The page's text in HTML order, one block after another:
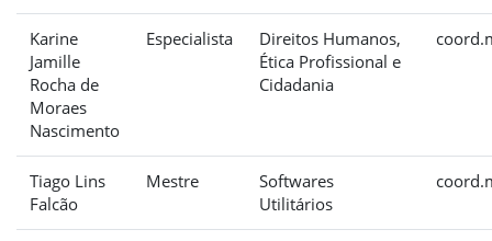
Karine
Jamille
Rocha de
Moraes
Nascimento
Especialista
Direitos Humanos,
Ética Profissional e
Cidadania
Tiago Lins
Falcão
Mestre
Softwares
Utilitários